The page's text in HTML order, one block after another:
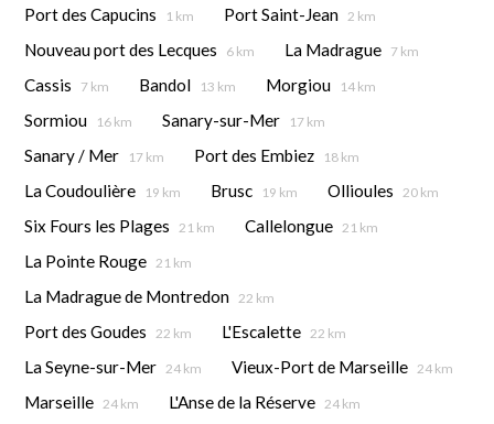
Port des Capucins 1 km Port Saint-Jean 2 km
Nouveau port des Lecques 6 km La Madrague 7 km
Cassis 7 km Bandol 13 km Morgiou 14 km
Sormiou 16 km Sanary-sur-Mer 17 km
Sanary / Mer 17 km Port des Embiez 18 km
La Coudoulière 19 km Brusc 19 km Ollioules 20 km
Six Fours les Plages 21 km Callelongue 21 km
La Pointe Rouge 21 km
La Madrague de Montredon 22 km
Port des Goudes 22 km L'Escalette 22 km
La Seyne-sur-Mer 24 km Vieux-Port de Marseille 24 km
Marseille 24 km L'Anse de la Réserve 24 km